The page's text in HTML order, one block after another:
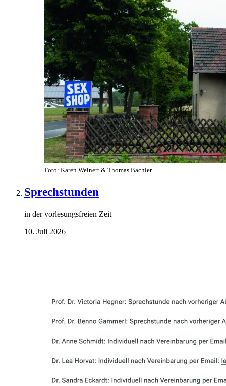
Foto: Karen Weinert & Thomas Bachler
Sprechstunden
in der vorlesungsfreien Zeit
10. Juli 2026